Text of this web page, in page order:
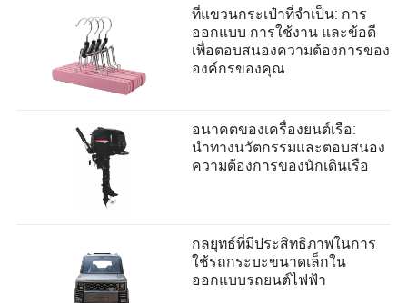
ที่แขวนกระเป๋าที่จำเป็น: การ
ออกแบบ การใช้งาน และข้อดี
เพื่อตอบสนองความต้องการของ
องค์กรของคุณ
อนาคตของเครื่องยนต์เรือ:
นำทางนวัตกรรมและตอบสนอง
ความต้องการของนักเดินเรือ
กลยุทธ์ที่มีประสิทธิภาพในการ
ใช้รถกระบะขนาดเล็กใน
ออกแบบรถยนต์ไฟฟ้า